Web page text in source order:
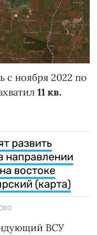
с ноября 2022 по
11 кв.
развить
направлении
востоке
(карта)
ВСУ